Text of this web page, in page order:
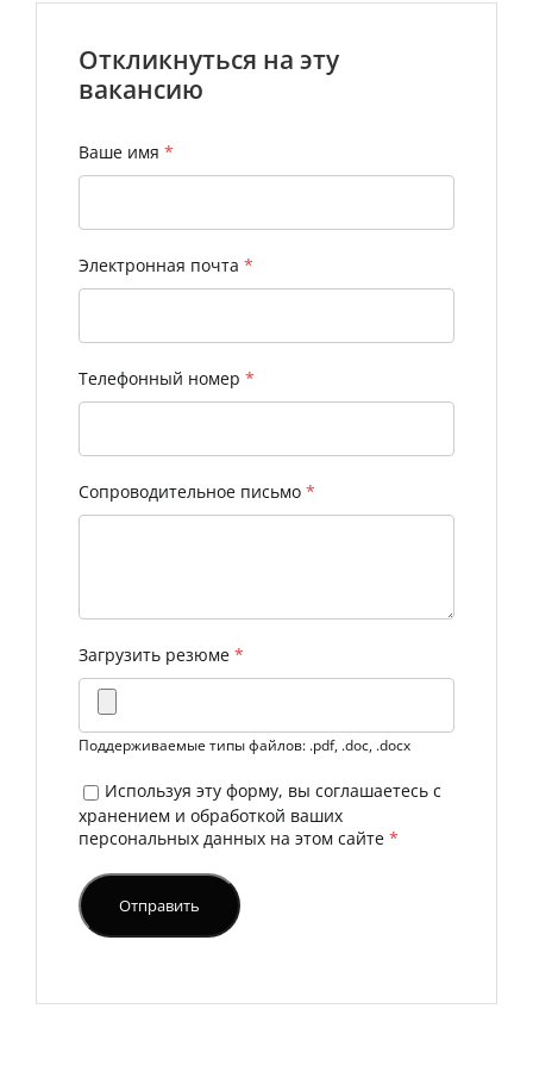
Откликнуться на эту
вакансию
Ваше имя *
Электронная почта *
Телефонный номер *
Сопроводительное письмо *
Загрузить резюме *
Поддерживаемые типы файлов: .pdf, .doc, .docx
Используя эту форму, вы соглашаетесь с
хранением и обработкой ваших
персональных данных на этом сайте *